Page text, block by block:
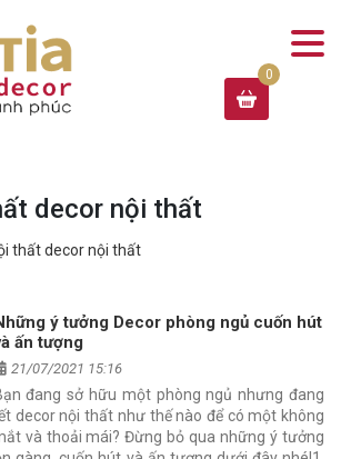
decor nội thất
thất decor nội thất
ý tưởng Decor phòng ngủ cuốn hút
ấn tượng
21/07/2021 15:16
đang sở hữu một phòng ngủ nhưng đang
decor nội thất như thế nào để có một không
và thoải mái? Đừng bỏ qua những ý tưởng